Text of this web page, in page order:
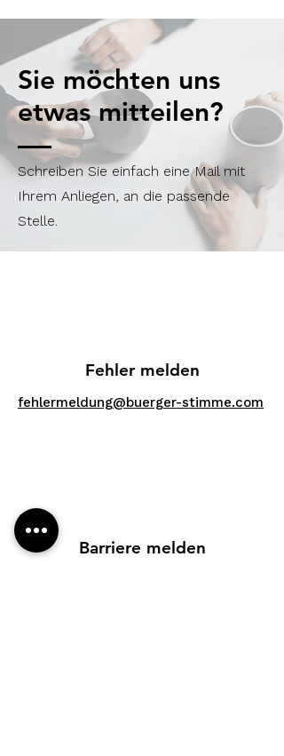
Sie möchten uns
etwas mitteilen?
Schreiben Sie einfach eine Mail mit
Ihrem Anliegen, an die passende
Stelle.
Fehler melden
fehlermeldung@buerger-stimme.com
Barriere melden